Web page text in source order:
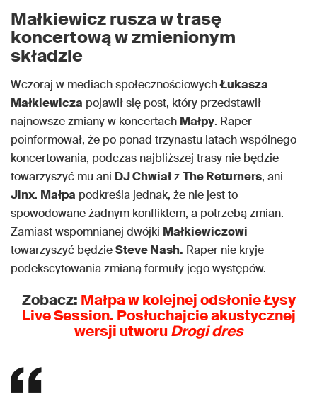
Małkiewicz rusza w trasę
koncertową w zmienionym
składzie
Wczoraj w mediach społecznościowychŁukasza
Małkiewicza pojawił się post, który przedstawił
najnowsze zmiany w koncertach Małpy. Raper
poinformował, że po ponad trzynastu latach wspólnego
koncertowania, podczas najbliższej trasy nie będzie
towarzyszyć mu ani DJ ChwiałzThe Returners, ani
Jinx. Małpa podkreśla jednak, że nie jest to
spowodowane żadnym konfliktem, a potrzebą zmian.
Zamiast wspomnianej dwójki Małkiewiczowi
towarzyszyć będzieSteve Nash. Raper nie kryje
podekscytowania zmianą formuły jego występów.
Zobacz: Małpa w kolejnej odsłonie Łysy
Live Session. Posłuchajcie akustycznej
wersji utworuDrogi dres